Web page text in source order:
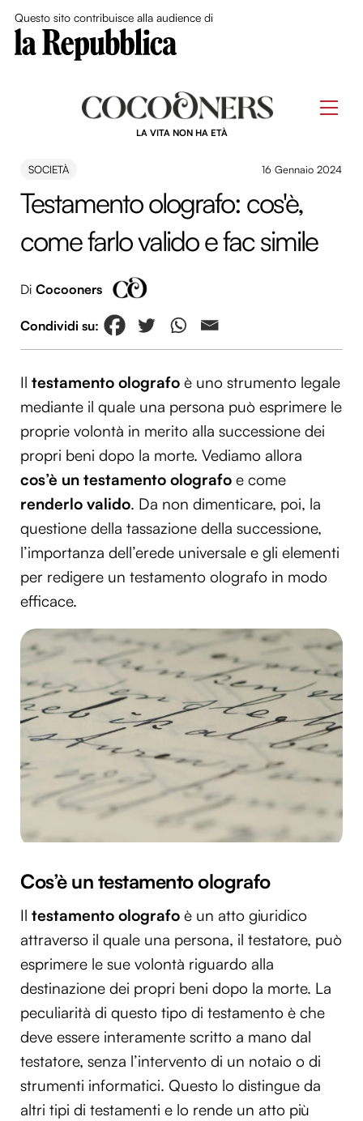
Questo sito contribuisce alla audience di
LA VITA NON HA ETÀ
SOCIETÀ 16 Gennaio 2024
Testamento olografo: cos'è,
come farlo valido e fac simile
Di Cocooners
Il testamento olografo è uno strumento legale
mediante il quale una persona può esprimere le
proprie volontà in merito alla successione dei
propri beni dopo la morte. Vediamo allora
cos’è un testamento olografo e come
renderlo valido. Da non dimenticare, poi, la
questione della tassazione della successione,
l’importanza dell’erede universale e gli elementi
per redigere un testamento olografo in modo
efficace.
Cos’è un testamento olografo
Il testamento olografo è un atto giuridico
attraverso il quale una persona, il testatore, può
esprimere le sue volontà riguardo alla
destinazione dei propri beni dopo la morte. La
peculiarità di questo tipo di testamento è che
deve essere interamente scritto a mano dal
testatore, senza l’intervento di un notaio o di
strumenti informatici. Questo lo distingue da
altri tipi di testamenti e lo rende un atto più